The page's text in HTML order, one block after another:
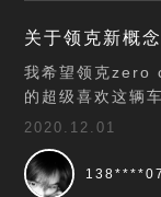
关于领克新概
我希望领克zero
的超级喜欢这辆
见但我相信绝对
2020.12.01